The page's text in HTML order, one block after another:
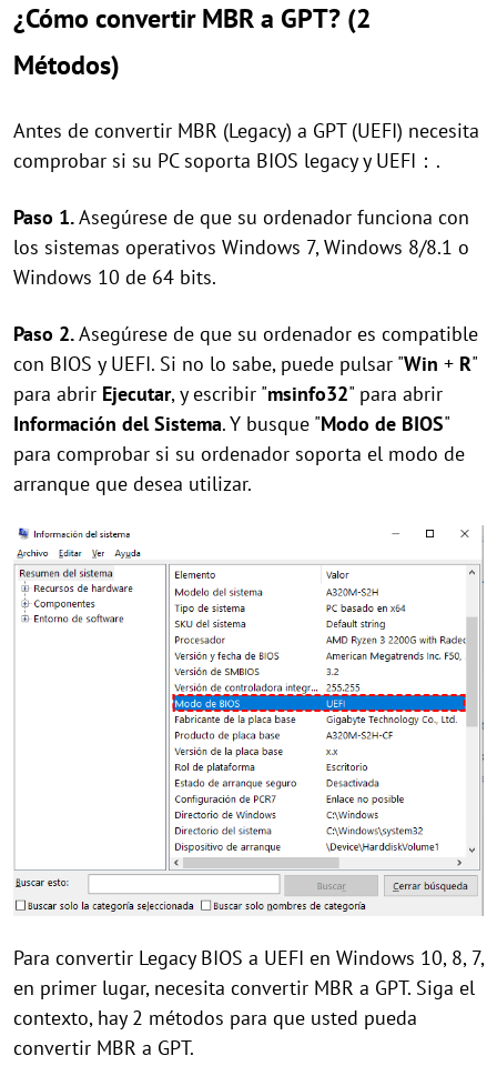
¿Cómo convertir MBR a GPT? (2
Métodos)
Antes de convertir MBR (Legacy) a GPT (UEFI) necesita
comprobar si su PC soporta BIOS legacy y UEFI：.
Paso 1.Asegúrese de que su ordenador funciona con
los sistemas operativos Windows 7, Windows 8/8.1 o
Windows 10 de 64 bits.
Paso 2.Asegúrese de que su ordenador es compatible
con BIOS y UEFI. Si no lo sabe, puede pulsar "Win + R"
para abrir Ejecutar, y escribir "msinfo32" para abrir
Información del Sistema. Y busque "Modo de BIOS"
para comprobar si su ordenador soporta el modo de
arranque que desea utilizar.
Para convertir Legacy BIOS a UEFI en Windows 10, 8, 7,
en primer lugar, necesita convertir MBR a GPT. Siga el
contexto, hay 2 métodos para que usted pueda
convertir MBR a GPT.